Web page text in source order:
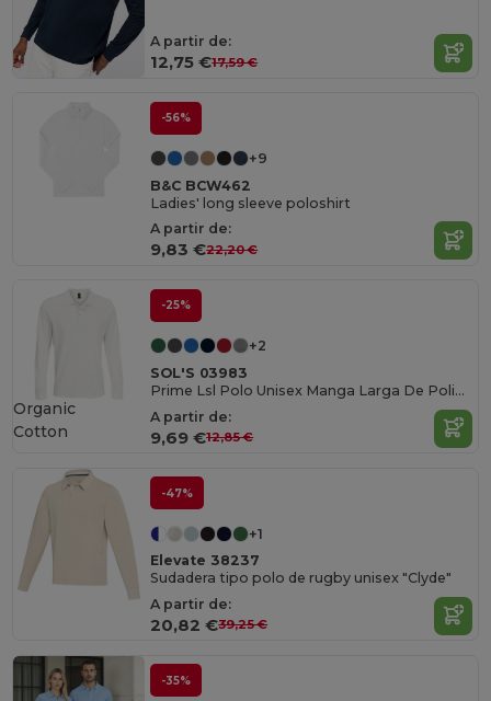
A partir de:
12,75 €17,59 €
-56%
+9
B&C BCW462
Ladies' long sleeve poloshirt
A partir de:
9,83 €22,20 €
-25%
+2
SOL'S 03983
Prime Lsl Polo Unisex Manga Larga De Polialgodón
A partir de:
9,69 €12,85 €
Organic
Cotton
-47%
+1
Elevate 38237
Sudadera tipo polo de rugby unisex "Clyde"
A partir de:
20,82 €39,25 €
-35%